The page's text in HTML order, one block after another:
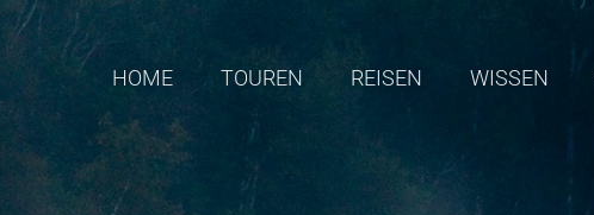
HOME TOUREN REISEN WISSEN